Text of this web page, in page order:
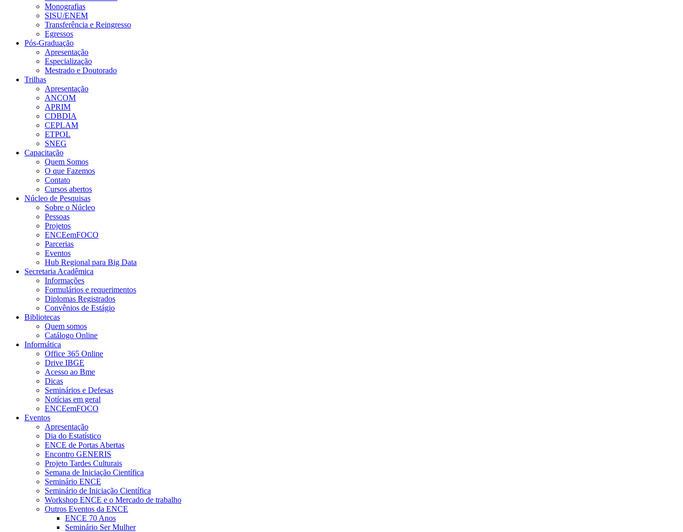
Monografias
SISU/ENEM
Transferência e Reingresso
Egressos
Pós-Graduação
Apresentação
Especialização
Mestrado e Doutorado
Trilhas
Apresentação
ANCOM
APRIM
CDBDIA
CEPLAM
ETPOL
SNEG
Capacitação
Quem Somos
O que Fazemos
Contato
Cursos abertos
Núcleo de Pesquisas
Sobre o Núcleo
Pessoas
Projetos
ENCEemFOCO
Parcerias
Eventos
Hub Regional para Big Data
Secretaria Acadêmica
Informações
Formulários e requerimentos
Diplomas Registrados
Convênios de Estágio
Bibliotecas
Quem somos
Catálogo Online
Informática
Office 365 Online
Drive IBGE
Acesso ao Bme
Dicas
Seminários e Defesas
Notícias em geral
ENCEemFOCO
Eventos
Apresentação
Dia do Estatístico
ENCE de Portas Abertas
Encontro GENERIS
Projeto Tardes Culturais
Semana de Iniciação Científica
Seminário ENCE
Seminário de Iniciação Científica
Workshop ENCE e o Mercado de trabalho
Outros Eventos da ENCE
ENCE 70 Anos
Seminário Ser Mulher